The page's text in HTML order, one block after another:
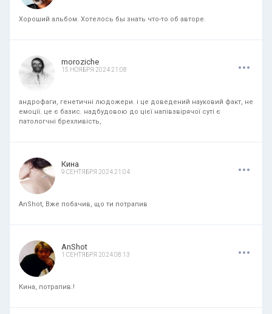
Хороший альбом. Хотелось бы знать что-то об авторе.
moroziche
15 НОЯБРЯ 2024 21:08 ...
андрофаги, генетичні людожери. і це доведений науковий факт, не
емоції. це є базис. надбудовою до цієї напівзвірячої суті є
патологчні брехливість,
Кина
9 СЕНТЯБРЯ 2024 21:04 ...
AnShot, Вже побачив, що ти потрапив
AnShot
1 СЕНТЯБРЯ 2024 08:13 ...
Кина, потрапив.!